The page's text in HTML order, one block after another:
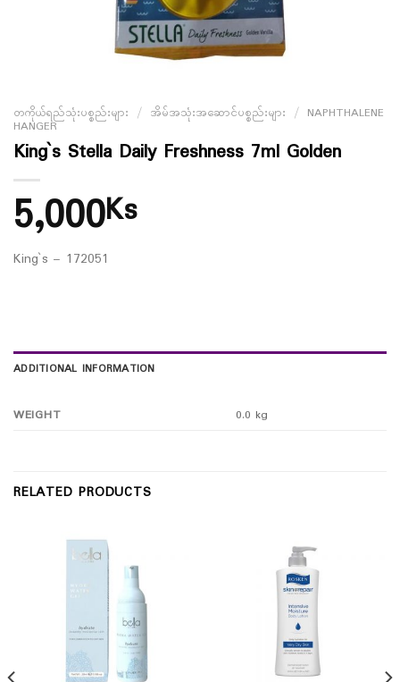
တကိုယ်ရည်သုံးပစ္စည်းများ / အိမ်အသုံးအဆောင်ပစ္စည်းများ / NAPHTHALENE
HANGER
King`s Stella Daily Freshness 7ml Golden
5,000Ks
King`s – 172051
ADDITIONAL INFORMATION
WEIGHT 0.0 kg
RELATED PRODUCTS